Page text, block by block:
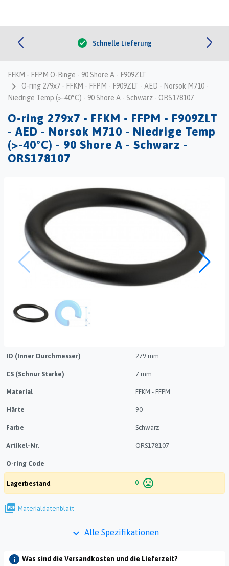
check Schnelle Lieferung
FFKM - FFPM O-Ringe - 90 Shore A - F909ZLT
navigate_next
O-ring 279x7 - FFKM - FFPM - F909ZLT - AED - Norsok M710 -
Niedrige Temp (>-40°C) - 90 Shore A - Schwarz - ORS178107
O-ring 279x7 - FFKM - FFPM - F909ZLT
- AED - Norsok M710 - Niedrige Temp
(>-40°C) - 90 Shore A - Schwarz -
ORS178107


ID (Inner Durchmesser) 279 mm
CS (Schnur Starke) 7 mm
Material FFKM - FFPM
Härte 90
Farbe Schwarz
Artikel-Nr. ORS178107
O-ring Code
Lagerbestand 0 mood_bad
picture_as_pdf Materialdatenblatt
keyboard_arrow_down Alle Spezifikationen
info Was sind die Versandkosten und die Lieferzeit?